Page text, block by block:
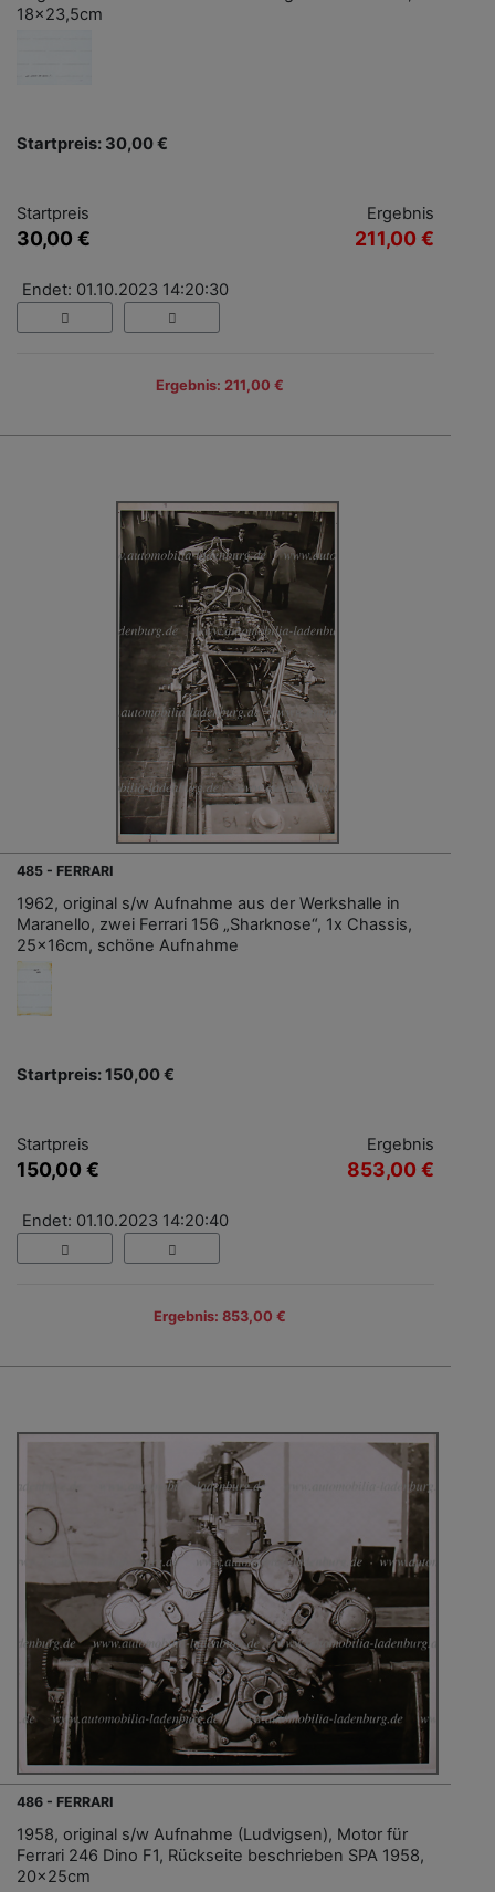
18x23,5cm
Startpreis: 30,00 €
Startpreis
30,00 €
Ergebnis
211,00 €
Endet: 01.10.2023 14:20:30
Ergebnis: 211,00 €
485 - FERRARI
1962, original s/w Aufnahme aus der Werkshalle in
Maranello, zwei Ferrari 156 „Sharknose“, 1x Chassis,
25x16cm, schöne Aufnahme
Startpreis: 150,00 €
Startpreis
150,00 €
Ergebnis
853,00 €
Endet: 01.10.2023 14:20:40
Ergebnis: 853,00 €
486 - FERRARI
1958, original s/w Aufnahme (Ludvigsen), Motor für
Ferrari 246 Dino F1, Rückseite beschrieben SPA 1958,
20x25cm